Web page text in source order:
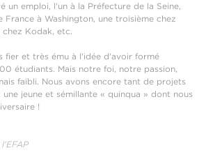
un emploi, l'un à la Préfecture de la Seine,
France à Washington, une troisième chez
chez Kodak, etc.
fier et très ému à l'idée d'avoir formé
étudiants. Mais notre foi, notre passion,
faibli. Nous avons encore tant de projets
jeune et sémillante « quinqua » dont nous
!